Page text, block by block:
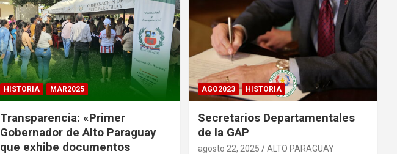
HISTORIA MAR2025
Transparencia: «Primer
Gobernador de Alto Paraguay
que exhibe documentos
AGO2023 HISTORIA
Secretarios Departamentales
de la GAP
agosto 22, 2025 ALTO PARAGUAY